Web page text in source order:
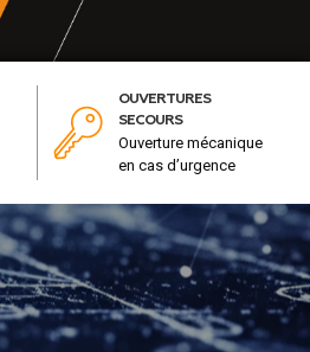
OUVERTURES
SECOURS
Ouverture mécanique
en cas d’urgence